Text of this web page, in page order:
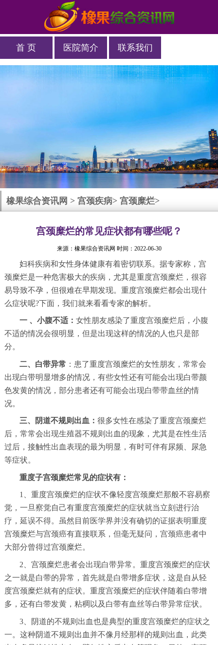
首 页 医院简介 联系我们
橡果综合资讯网 >宫颈疾病>宫颈糜烂>
宫颈糜烂的常见症状都有哪些呢？
来源： 橡果综合资讯网 时间：2022-06-30
妇科疾病和女性身体健康有着密切联系。据专家称，宫
颈糜烂是一种危害极大的疾病，尤其是重度宫颈糜烂，很容
易导致不孕，但很难在早期发现。重度宫颈糜烂都会出现什
么症状呢?下面，我们就来看看专家的解析。
一 、小腹不适：女性朋友感染了重度宫颈糜烂后，小腹
不适的情况会很明显，但是出现这样的情况的人也只是部
分。
二、白带异常 ：患了重度宫颈糜烂的女性朋友，常常会
出现白带明显增多的情况，有些女性还有可能会出现白带颜
色发黄的情况，部分患者还有可能会出现白带带血丝的情
况。
三、阴道不规则出血：很多女性在感染了重度宫颈糜烂
后，常常会出现生殖器不规则出血的现象，尤其是在性生活
过后，接触性出血表现的最为明显，有时可伴有尿频、尿急
等症状。
重度子宫颈糜烂常见的症状有：
1、重度宫颈糜烂的症状不像轻度宫颈糜烂那般不容易察
觉，一旦察觉自己有重度宫颈糜烂的症状就当立刻进行治
疗，延误不得。虽然目前医学界并没有确切的证据表明重度
宫颈糜烂与宫颈癌有直接联系，但毫无疑问，宫颈癌患者中
大部分曾得过宫颈糜烂。
2、宫颈糜烂患者会出现白带异常。重度宫颈糜烂的症状
之一就是白带的异常，首先就是白带增多症状，这是自从轻
度宫颈糜烂就有的症状。重度宫颈糜烂的症状伴随着白带增
多，还有白带发黄，粘稠以及白带有血丝等白带异常症状。
3、阴道的不规则出血也是典型的重度宫颈糜烂的症状之
一。这种阴道不规则出血并不像月经那样的规则出血，此类